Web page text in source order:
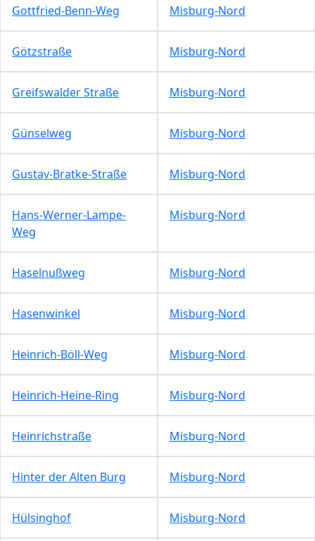
Gottfried-Benn-Weg Misburg-Nord
Götzstraße Misburg-Nord
Greifswalder Straße Misburg-Nord
Günselweg Misburg-Nord
Gustav-Bratke-Straße Misburg-Nord
Hans-Werner-Lampe-
Weg
Misburg-Nord
Haselnußweg Misburg-Nord
Hasenwinkel Misburg-Nord
Heinrich-Böll-Weg Misburg-Nord
Heinrich-Heine-Ring Misburg-Nord
Heinrichstraße Misburg-Nord
Hinter der Alten Burg Misburg-Nord
Hülsinghof Misburg-Nord